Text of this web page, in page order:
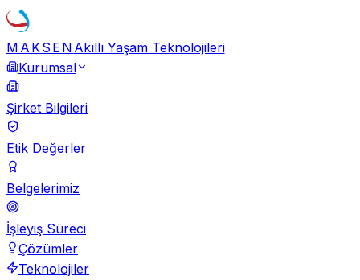
MAKSEN Akıllı Yaşam Teknolojileri
Kurumsal
Şirket Bilgileri
Etik Değerler
Belgelerimiz
İşleyiş Süreci
Çözümler
Teknolojiler